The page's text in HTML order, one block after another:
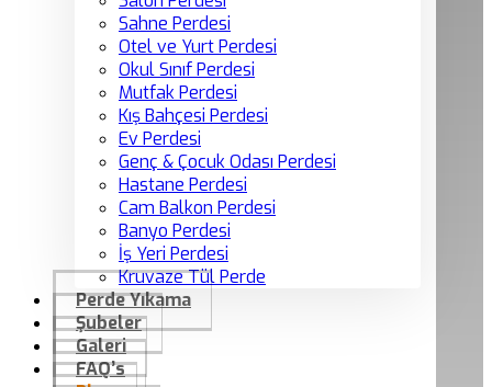
Sahne Perdesi
Otel ve Yurt Perdesi
Okul Sınıf Perdesi
Mutfak Perdesi
Kış Bahçesi Perdesi
Ev Perdesi
Genç & Çocuk Odası Perdesi
Hastane Perdesi
Cam Balkon Perdesi
Banyo Perdesi
İş Yeri Perdesi
Kruvaze Tül Perde
Perde Yıkama
Şubeler
Galeri
FAQ’s